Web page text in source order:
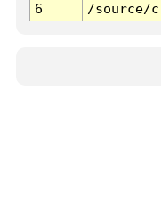
6
/source/